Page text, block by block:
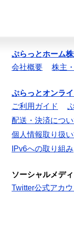
ぷらっとホーム
会社概要
株主
ぷらっとオンラ
ご利用ガイド
配送・決済につ
個人情報取り扱
IPv6への取り組み
ソーシャルメデ
Twitter公式アカウ